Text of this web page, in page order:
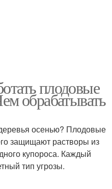
плодовые
обрабатывать
осенью? Плодовые
защищают растворы из
купороса. Каждый
тип угрозы.